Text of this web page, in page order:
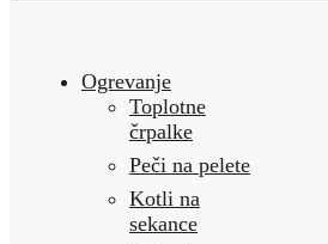
Ogrevanje
Toplotne
črpalke
Peči na pelete
Kotli na
sekance